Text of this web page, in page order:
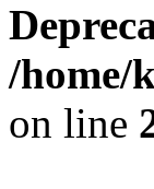
/home/
on line